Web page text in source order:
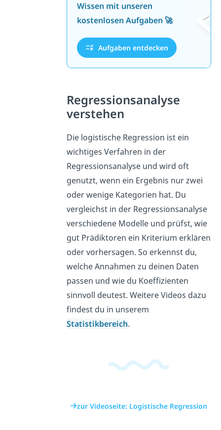
Wissen mit unseren
kostenlosen Aufgaben 🚀
Aufgaben entdecken
Regressionsanalyse
verstehen
Die logistische Regression ist ein
wichtiges Verfahren in der
Regressionsanalyse und wird oft
genutzt, wenn ein Ergebnis nur zwei
oder wenige Kategorien hat. Du
vergleichst in der Regressionsanalyse
verschiedene Modelle und prüfst, wie
gut Prädiktoren ein Kriterium erklären
oder vorhersagen. So erkennst du,
welche Annahmen zu deinen Daten
passen und wie du Koeffizienten
sinnvoll deutest. Weitere Videos dazu
findest du in unserem
Statistikbereich.
zur Videoseite: Logistische Regression